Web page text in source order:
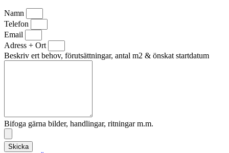
Namn
Telefon
Email
Adress + Ort
Beskriv ert behov, förutsättningar, antal m2 & önskat startdatum
Bifoga gärna bilder, handlingar, ritningar m.m.
Skicka